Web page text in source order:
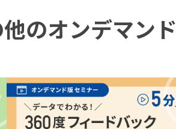
のオンデマンド